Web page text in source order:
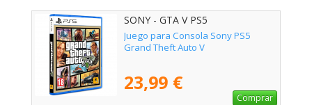
SONY - GTA V PS5
Juego para Consola Sony PS5
Grand Theft Auto V
23,99 €
Comprar